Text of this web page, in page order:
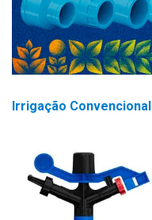
Irrigação Convencional